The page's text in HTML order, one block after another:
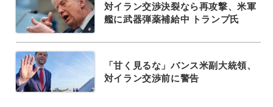
対イラン交渉決裂なら再攻撃、米軍
艦に武器弾薬補給中 トランプ氏
「甘く見るな」バンス米副大統領、
対イラン交渉前に警告